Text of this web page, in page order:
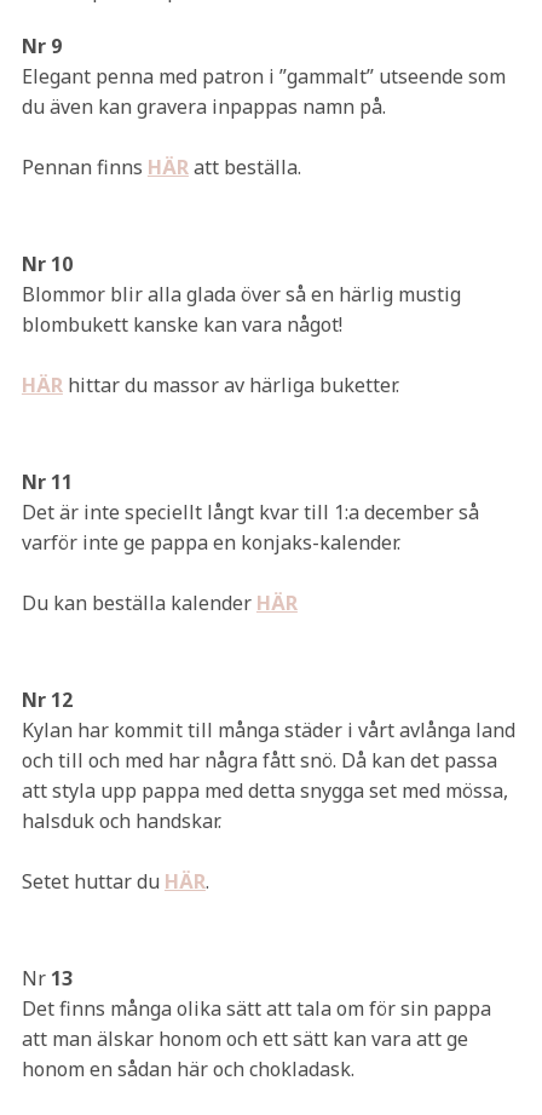
Nr 9
Elegant penna med patron i ”gammalt” utseende som
du även kan gravera inpappas namn på.
Pennan finns HÄRatt beställa.
Nr 10
Blommor blir alla glada över så en härlig mustig
blombukett kanske kan vara något!
HÄRhittar du massor av härliga buketter.
Nr 11
Det är inte speciellt långt kvar till 1:a december så
varför inte ge pappa en konjaks-kalender.
Du kan beställa kalender HÄR
Nr 12
Kylan har kommit till många städer i vårt avlånga land
och till och med har några fått snö. Då kan det passa
att styla upp pappa med detta snygga set med mössa,
halsduk och handskar.
Setet huttar du HÄR.
Nr 13
Det finns många olika sätt att tala om för sin pappa
att man älskar honom och ett sätt kan vara att ge
honom en sådan här och chokladask.